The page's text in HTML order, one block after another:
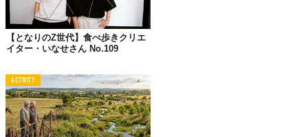
3.気になることがあったら
すぐに調べるか質問する
【となりのZ世代】食べ歩きクリエ
イター・いなせさん No.109
ACTIVITY